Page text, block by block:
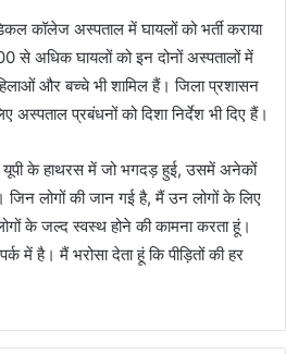
कॉलेज अस्पताल में घायलों को भर्ती कराया
से अधिक घायलों को इन दोनों अस्पतालों में
और बच्चे भी शामिल हैं। जिला प्रशासन
प्रबंधनों को दिशा निर्देश भी दिए हैं।
यूपी के हाथरस में जो भगदड़ हुई, उसमें अनेकों
जिन लोगों की जान गई है, मैं उन लोगों के लिए
के जल्द स्वस्थ होने की कामना करता हूं।
में है। मैं भरोसा देता हूं कि पीड़ितों की हर